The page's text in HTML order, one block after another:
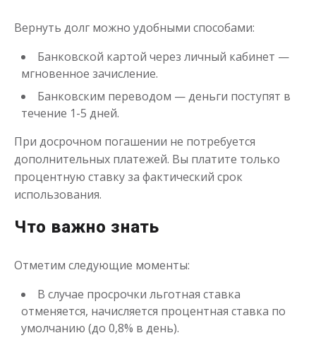
Вернуть долг можно удобными способами:
Банковской картой через личный кабинет —
мгновенное зачисление.
Банковским переводом — деньги поступят в
течение 1-5 дней.
При досрочном погашении не потребуется
дополнительных платежей. Вы платите только
процентную ставку за фактический срок
использования.
Что важно знать
Отметим следующие моменты:
В случае просрочки льготная ставка
отменяется, начисляется процентная ставка по
умолчанию (до 0,8% в день).